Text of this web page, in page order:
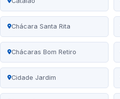
Chácara Santa Rita
Chácaras Bom Retiro
Cidade Jardim